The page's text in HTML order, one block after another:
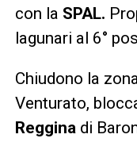
con la SPAL.
lagunari al 6°
Chiudono la
Venturato,
Regginadi